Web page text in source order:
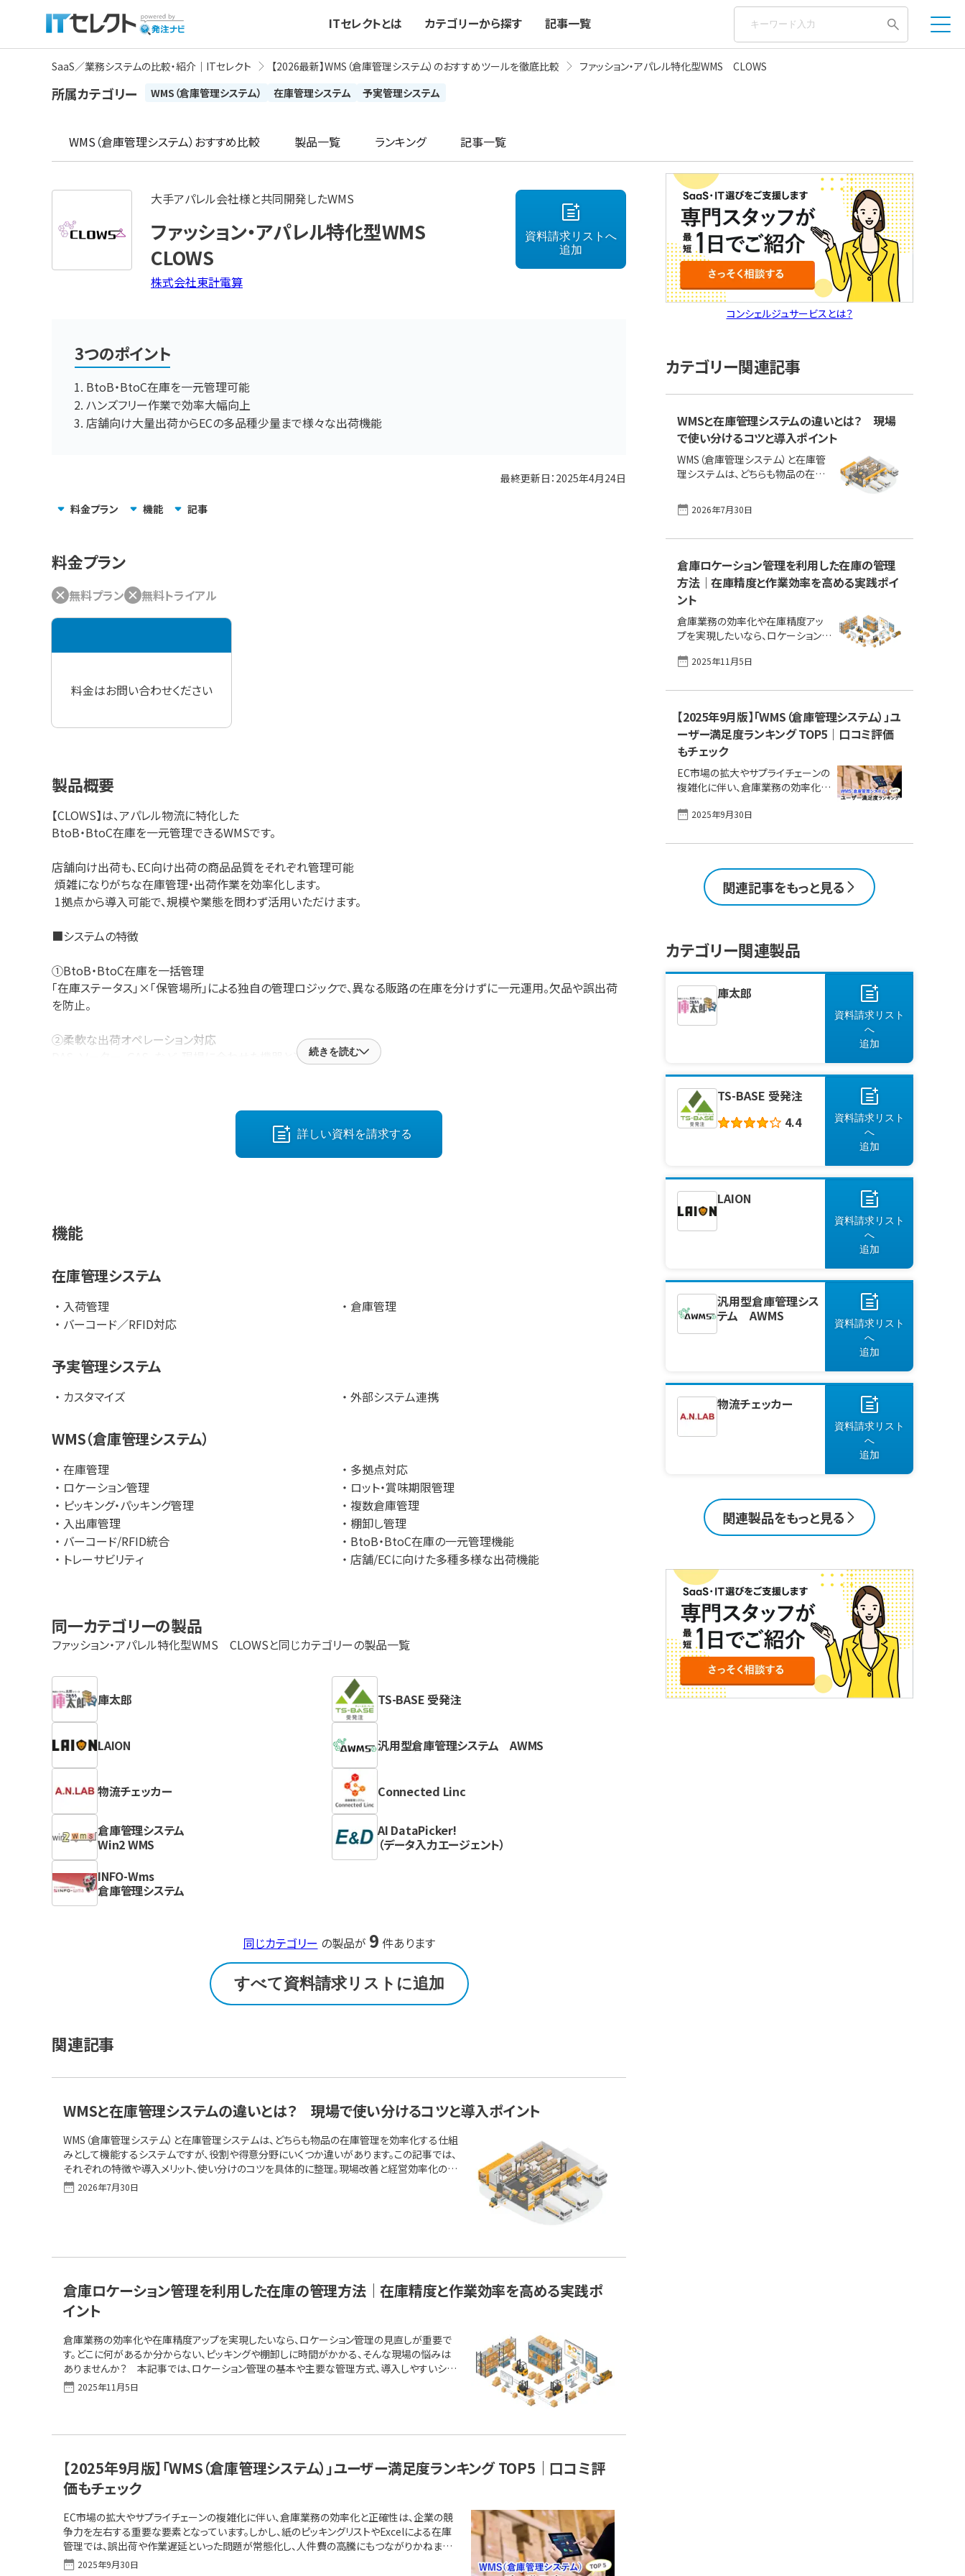
ITセレクトとは カテゴリーから探す 記事一覧
SaaS／業務システムの比較・紹介｜ITセレクト 【2026最新】WMS（倉庫管理システム）のおすすめツールを徹底比較 ファッション・アパレル特化型WMS CLOWS
所属カテゴリー WMS（倉庫管理システム） 在庫管理システム 予実管理システム
WMS（倉庫管理システム） おすすめ比較 製品一覧 ランキング 記事一覧
大手アパレル会社様と共同開発したWMS
ファッション・アパレル特化型WMS
CLOWS
株式会社東計電算
資料請求リストへ
追加
3つのポイント
BtoB・BtoC在庫を一元管理可能
ハンズフリー作業で効率大幅向上
店舗向け大量出荷からECの多品種少量まで様々な出荷機能
最終更新日： 2025年4月24日
料金プラン 機能 記事
料金プラン
無料プラン 無料トライアル
料金はお問い合わせください
製品概要
【CLOWS】は、アパレル物流に特化した
BtoB・BtoC在庫を一元管理できるWMSです。
店舗向け出荷も、EC向け出荷の商品品質をそれぞれ管理可能
煩雑になりがちな在庫管理・出荷作業を効率化します。
1拠点から導入可能で、規模や業態を問わず活用いただけます。
■システムの特徴
①BtoB・BtoC在庫を一括管理
「在庫ステータス」×「保管場所」による独自の管理ロジックで、異なる販路の在庫を分けずに一元運用。欠品や誤出荷
を防止。
②柔軟な出荷オペレーション対応
DAS、ソーター、GAS、など、現場に合わせた機器と連携。
③作業効率を高めるスマホハンディ対応
Androidスマホ×リングスキャナによるハンズフリー作業に標準対応。
入荷～棚卸まで、全作業をスマートかつ安価に実現できます。
・ 出荷量が増えて現場が回らない
・ 人手不足でも正確な作業を実現したい
このようなお悩みには、ぜひご相談ください。
① 自社のクラウド環境で安全に運用できます
③ 24時間365日体制の運用監視と保守サポート
【導入実績】
・ 物流倉庫事業者・DC/TC対応センター
・ 大手ECモールとの連携も実績多数
業態に合わせた柔軟なカスタマイズで導入実績多数！
ハンズフリーのご提案も可能ですので、お気軽にお申し付けください！
続きを読む
詳しい資料を請求する
機能
在庫管理システム
入荷管理
バーコード／RFID対応
倉庫管理
予実管理システム
カスタマイズ 外部システム連携
WMS（倉庫管理システム）
在庫管理
ロケーション管理
ピッキング・パッキング管理
入出庫管理
バーコード/RFID統合
トレーサビリティ
多拠点対応
ロット・賞味期限管理
複数倉庫管理
棚卸し管理
BtoB・BtoC在庫の一元管理機能
店舗/ECに向けた多種多様な出荷機能
同一カテゴリーの製品
ファッション・アパレル特化型WMS CLOWSと同じカテゴリーの製品一覧
庫太郎 TS-BASE 受発注
LAION 汎用型倉庫管理システム AWMS
物流チェッカー Connected Linc
倉庫管理システム
Win2 WMS
AI DataPicker!
（データ入力エージェント）
INFO-Wms
倉庫管理システム
同じカテゴリー の製品が 9 件あります
すべて資料請求リストに追加
関連記事
WMSと在庫管理システムの違いとは？ 現場で使い分けるコツと導入ポイント
WMS（倉庫管理システム）と在庫管理システムは、どちらも物品の在庫管理を効率化する仕組
みとして機能するシステムですが、役割や得意分野にいくつか違いがあります。この記事では、
それぞれの特徴や導入メリット、使い分けのコツを具体的に整理。現場改善と経営効率化の両
立に役立つ、システム選定のポイントや併用の考え方までわかりやすく解説します。 この1ペー
ジでまず理解！「WMS（倉庫管理システム）」の主な機能、メリット／デメリット、選定ポイント｜
2026年7月30日
倉庫ロケーション管理を利用した在庫の管理方法｜在庫精度と作業効率を高める実践ポ
イント
倉庫業務の効率化や在庫精度アップを実現したいなら、ロケーション管理の見直しが重要で
す。どこに何があるか分からない、ピッキングや棚卸しに時間がかかる、そんな現場の悩みは
ありませんか？ 本記事では、ロケーション管理の基本や主要な管理方式、導入しやすいシス
テムの選び方まで解説します。 この1ページで解決！WMS（倉庫管理システム）の主な機能、メ
リット／デメリット、選定ポイントを徹底解説 倉庫のロケーション管理とはロケーション番号の
2025年11月5日
【2025年9月版】「WMS（倉庫管理システム）」ユーザー満足度ランキング TOP5｜口コミ評
価もチェック
EC市場の拡大やサプライチェーンの複雑化に伴い、倉庫業務の効率化と正確性は、企業の競
争力を左右する重要な要素となっています。しかし、紙のピッキングリストやExcelによる在庫
管理では、誤出荷や作業遅延といった問題が常態化し、人件費の高騰にもつながりかねませ
ん。 こうした課題をデジタルやAIで効果的に解決するITツールが「WMS（倉庫管理システム）」
2025年9月30日
コンシェルジュサービスとは？
カテゴリー関連記事
WMSと在庫管理システムの違いとは？ 現場
で使い分けるコツと導入ポイント
WMS（倉庫管理システム）と在庫管
理システムは、どちらも物品の在庫
能するシステムですが、役割や得意
分野にいくつか違いがあります。この
理。現場改善と経営効率化の両立に
役立つ、システム選定のポイントや
併用の考え方までわかりやすく解説
します。 この1ページでまず理解！
「WMS（倉庫管理システム）」の主な
機能、メリット／デメリット、選定ポイ
チェック WMSと在庫管理システムの
管理システムが得意なことWMSか
が [&hellip;]
2026年7月30日
倉庫ロケーション管理を利用した在庫の管理
方法｜在庫精度と作業効率を高める実践ポイ
ント
倉庫業務の効率化や在庫精度アッ
プを実現したいなら、ロケーション管
あるか分からない、ピッキングや棚
悩みはありませんか？ 本記事で
な管理方式、導入しやすいシステム
の選び方まで解説します。 この1ペ
ージで解決！WMS（倉庫管理システ
ト、選定ポイントを徹底解説 倉庫の
ロケーション管理とはロケーション
番号の付け方と設計のコツロケー
ション管理の主要方式と特性ロケー
ステム）のメリットと効果倉庫ロケー
[&hellip;]
2025年11月5日
【2025年9月版】「WMS（倉庫管理システム）」ユ
ーザー満足度ランキング TOP5｜口コミ評価
もチェック
EC市場の拡大やサプライチェーンの
複雑化に伴い、倉庫業務の効率化と
重要な要素となっています。しかし、
在庫管理では、誤出荷や作業遅延と
騰にもつながりかねません。 こうし
た課題をデジタルやAIで効果的に解
決するITツールが「WMS（倉庫管理
ーザーの評価に基づき、ユーザー評
価・満足度の高いWMS（倉庫管理シ
ステム）製品をランキング形式でご
紹介。併せて、導入を成功させるため
のポイントについても解説します。ツ
ールの特徴を理解し、自社のビ
2025年9月30日
関連記事をもっと見る
カテゴリー関連製品
庫太郎
資料請求リスト
へ
追加
TS-BASE 受発注
4.4
資料請求リスト
へ
追加
LAION
資料請求リスト
へ
追加
汎用型倉庫管理シス
テム AWMS
資料請求リスト
へ
追加
物流チェッカー
資料請求リスト
へ
追加
関連製品をもっと見る